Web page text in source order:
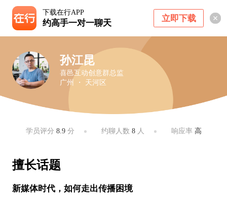
下载在行APP
约高手一对一聊天 立即下载
孙江昆
喜邑互动创意群总监
广州 ・ 天河区
学员评分 8.9分 约聊人数 8人 响应率 高
擅长话题
新媒体时代，如何走出传播困境